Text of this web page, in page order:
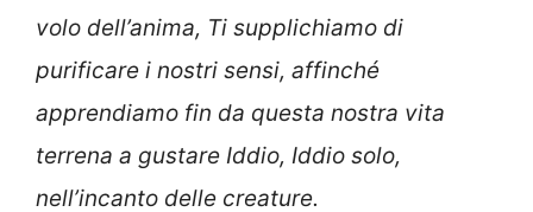
volo dell’anima, Ti supplichiamo di
purificare i nostri sensi, affinché
apprendiamo fin da questa nostra vita
terrena a gustare Iddio, Iddio solo,
nell’incanto delle creature.